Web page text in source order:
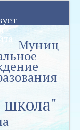
Муниц
школа"